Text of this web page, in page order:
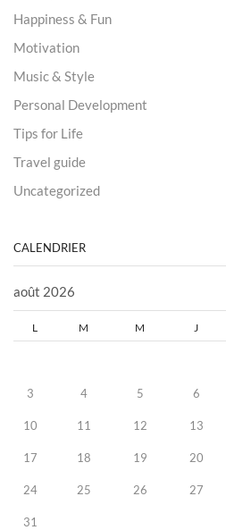
Happiness & Fun
Motivation
Music & Style
Personal Development
Tips for Life
Travel guide
Uncategorized
CALENDRIER
août 2026
L M M J
3 4 5 6
10 11 12 13
17 18 19 20
24 25 26 27
31